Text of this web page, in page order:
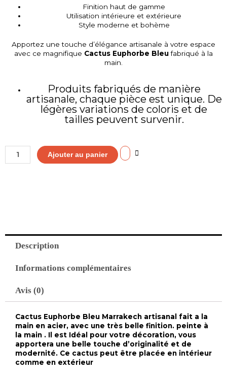
Finition haut de gamme
Utilisation intérieure et extérieure
Style moderne et bohème
Apportez une touche d’élégance artisanale à votre espace
avec ce magnifique Cactus Euphorbe Bleufabriqué à la
main.
Produits fabriqués de manière
artisanale, chaque pièce est unique. De
légères variations de coloris et de
tailles peuvent survenir.
main
Ajouter au panier
Description
Informations complémentaires
Avis (0)
Cactus Euphorbe Bleu Marrakech artisanal fait a la
main en acier, avec une très belle finition. peinte à
la main . Il est Idéal pour votre décoration, vous
apportera une belle touche d’originalité et de
modernité. Ce cactus peut être placée en intérieur
comme en extérieur